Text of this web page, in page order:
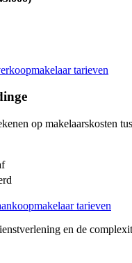
tarieven
op makelaarskosten
tarieven
en de